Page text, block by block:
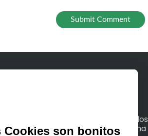
alquila en unos pocos clics todos
de movilidad terrestre o marítima